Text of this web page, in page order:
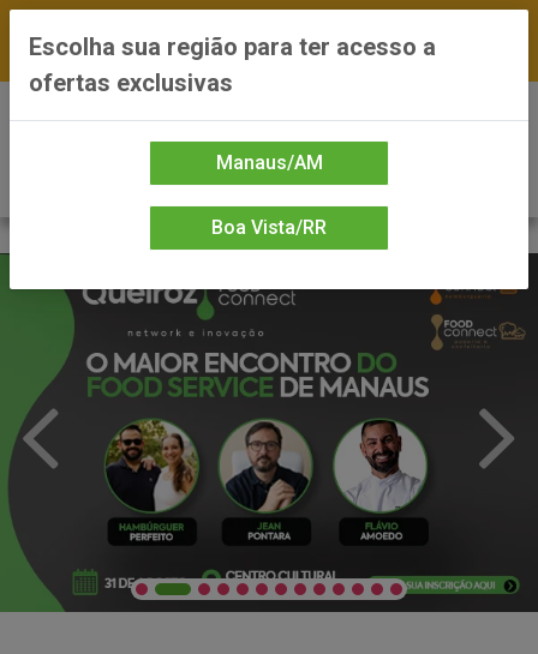
*Preços exclusivos do site — Entrega em até 24h
Escolha sua região para ter acesso a
ofertas exclusivas
Manaus/AM
Boa Vista/RR